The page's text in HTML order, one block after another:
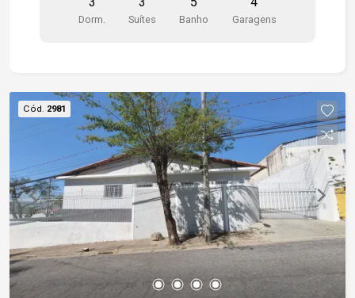
Dorm. Suítes Banho Garagens
Cód. 2981